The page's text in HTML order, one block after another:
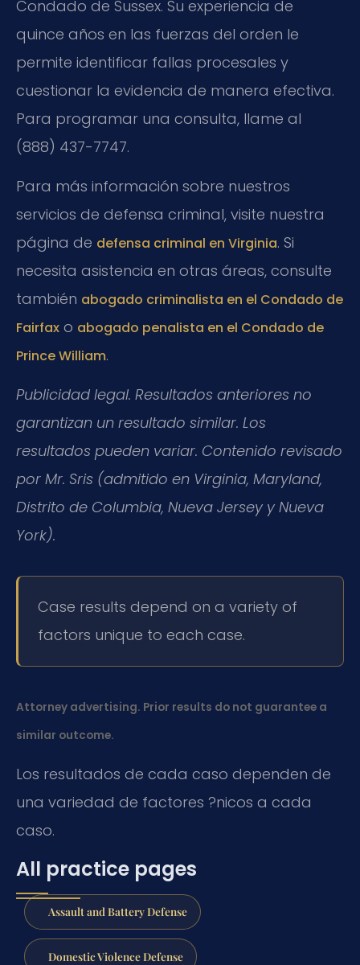
Condado de Sussex. Su experiencia de
quince años en las fuerzas del orden le
permite identificar fallas procesales y
cuestionar la evidencia de manera efectiva.
Para programar una consulta, llame al
(888) 437-7747.
Para más información sobre nuestros
servicios de defensa criminal, visite nuestra
página de defensa criminal en Virginia. Si
necesita asistencia en otras áreas, consulte
también abogado criminalista en el Condado de
Fairfax o abogado penalista en el Condado de
Prince William.
Publicidad legal. Resultados anteriores no
garantizan un resultado similar. Los
resultados pueden variar. Contenido revisado
por Mr. Sris (admitido en Virginia, Maryland,
Distrito de Columbia, Nueva Jersey y Nueva
York).
Case results depend on a variety of
factors unique to each case.
Attorney advertising. Prior results do not guarantee a
similar outcome.
Los resultados de cada caso dependen de
una variedad de factores ?nicos a cada
caso.
All practice pages
Assault and Battery Defense
Domestic Violence Defense